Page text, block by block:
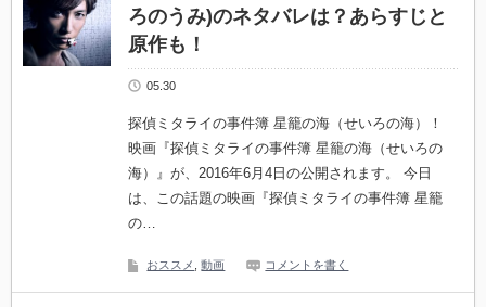
ろのうみ)のネタバレは？あらすじと
原作も！
05.30
探偵ミタライの事件簿 星籠の海（せいろの海）！
映画『探偵ミタライの事件簿 星籠の海（せいろの
海）』が、2016年6月4日の公開されます。 今日
は、この話題の映画『探偵ミタライの事件簿 星籠
の…
おススメ ,動画 コメントを書く